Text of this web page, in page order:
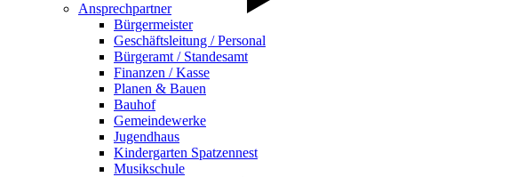
Ansprechpartner
Bürgermeister
Geschäftsleitung / Personal
Bürgeramt / Standesamt
Finanzen / Kasse
Planen & Bauen
Bauhof
Gemeindewerke
Jugendhaus
Kindergarten Spatzennest
Musikschule